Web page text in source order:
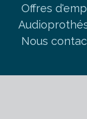
Offres
Nous